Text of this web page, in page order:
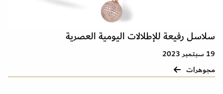
سلاسل رفيعة للإطلالات اليومية العصرية
19 سبتمبر 2023
مجوهرات